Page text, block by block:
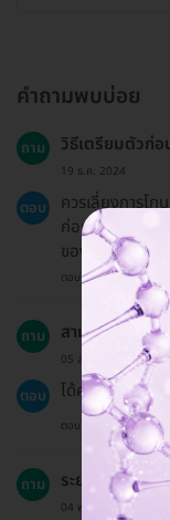
คำถามพบบ่อย
ถาม วิธีเตรียมตัวก่อ
19 ธ.ค. 2024
ตอบ
ควรเลี่ยงการโ
ก่อนการเข้ารับ
ของเลือด ควรป
ตอบโดยทีมงาน HD
ถาม สามารถแบ่งจ่า
05 ส.ค. 2023
ตอบ ได้ค่ะ หากต้องก
ตอบโดยทีมงาน HD
ถาม ระยะเวลาการฟื้
04 พ.ย. 2024